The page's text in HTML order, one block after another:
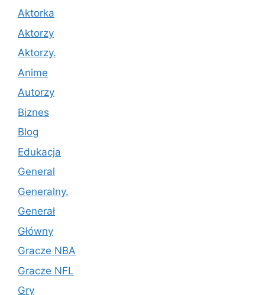
Aktorka
Aktorzy
Aktorzy.
Anime
Autorzy
Biznes
Blog
Edukacja
General
Generalny.
Generał
Główny
Gracze NBA
Gracze NFL
Gry